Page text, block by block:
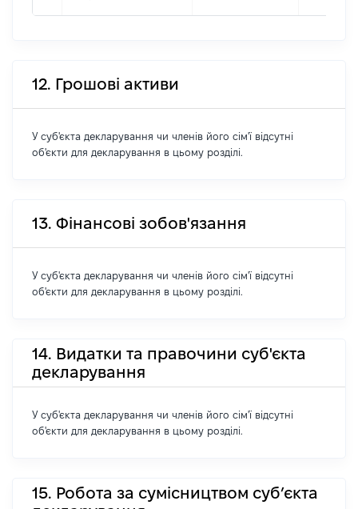
12. Грошові активи
У суб'єкта декларування чи членів його сім'ї відсутні
об'єкти для декларування в цьому розділі.
13. Фінансові зобов'язання
У суб'єкта декларування чи членів його сім'ї відсутні
об'єкти для декларування в цьому розділі.
14. Видатки та правочини суб'єкта
декларування
У суб'єкта декларування чи членів його сім'ї відсутні
об'єкти для декларування в цьому розділі.
15. Робота за сумісництвом суб’єкта